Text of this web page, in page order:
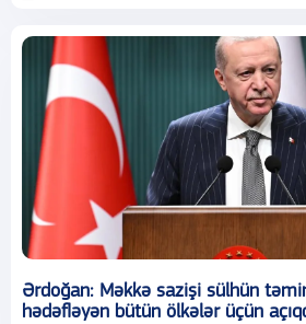
Ərdoğan: Məkkə sazişi sülhün
hədəfləyən bütün ölkələr üçün